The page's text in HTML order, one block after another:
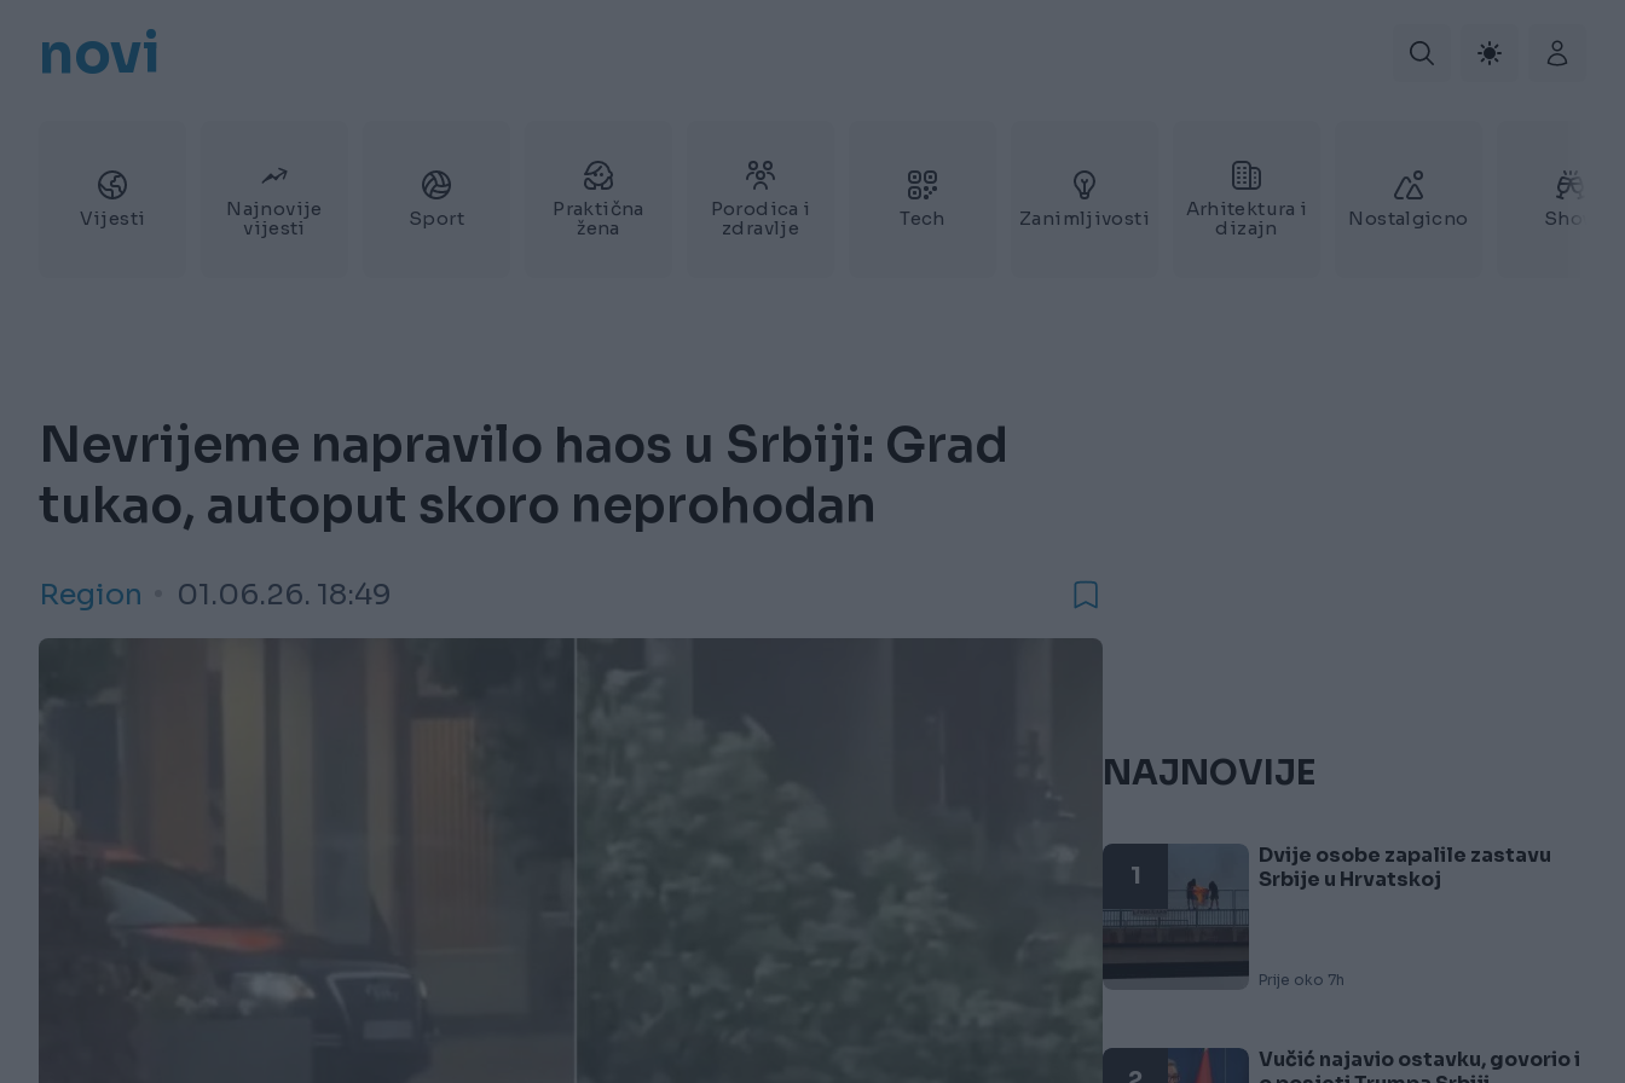
novi
Vijesti
Najnovije
vijesti
Sport
Praktična
žena
Porodica i
zdravlje
Tech Zanimljivosti
Arhitektura i
dizajn
Nostalgicno Show
Nevrijeme napravilo haos u Srbiji: Grad
tukao, autoput skoro neprohodan
Region 01.06.26. 18:49
NAJNOVIJE
1
Dvije osobe zapalile zastavu
Srbije u Hrvatskoj
Prije oko 7h
Vučić najavio ostavku, govorio i